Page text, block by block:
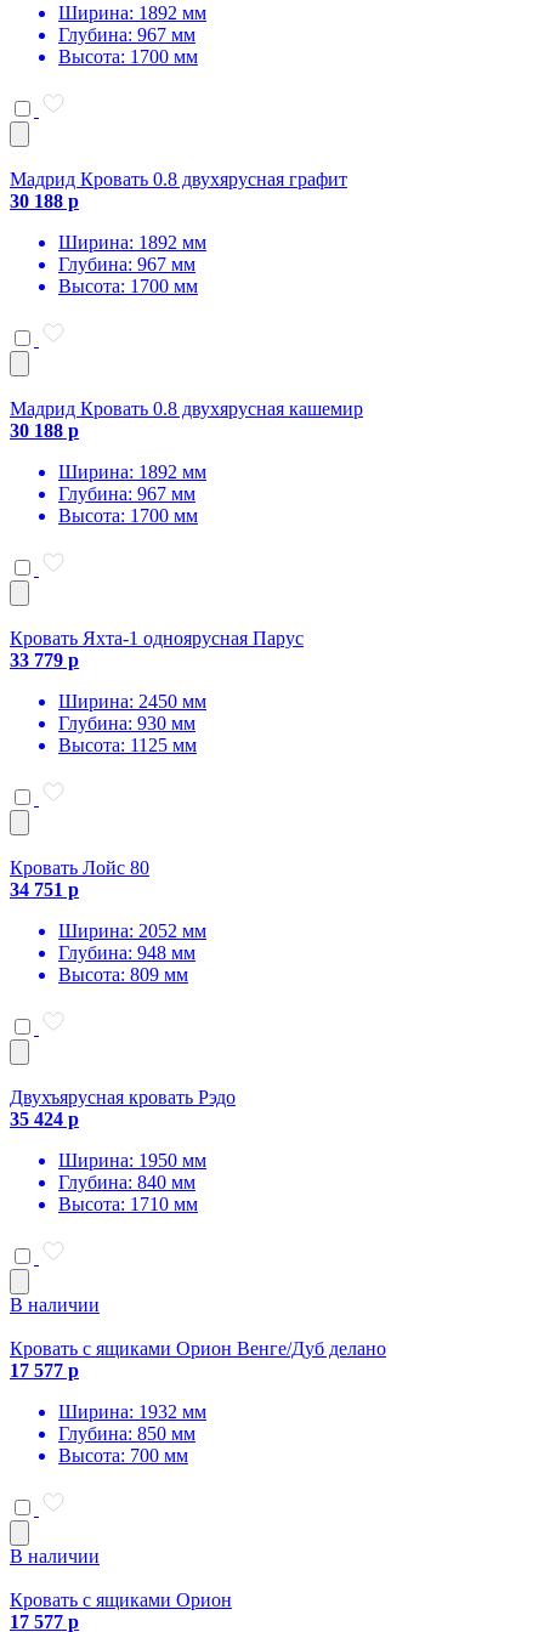
Ширина: 1892 мм
Глубина: 967 мм
Высота: 1700 мм
Мадрид Кровать 0.8 двухярусная графит
30 188 р
Ширина: 1892 мм
Глубина: 967 мм
Высота: 1700 мм
Мадрид Кровать 0.8 двухярусная кашемир
30 188 р
Ширина: 1892 мм
Глубина: 967 мм
Высота: 1700 мм
Кровать Яхта-1 одноярусная Парус
33 779 р
Ширина: 2450 мм
Глубина: 930 мм
Высота: 1125 мм
Кровать Лойс 80
34 751 р
Ширина: 2052 мм
Глубина: 948 мм
Высота: 809 мм
Двухъярусная кровать Рэдо
35 424 р
Ширина: 1950 мм
Глубина: 840 мм
Высота: 1710 мм
В наличии
Кровать с ящиками Орион Венге/Дуб делано
17 577 р
Ширина: 1932 мм
Глубина: 850 мм
Высота: 700 мм
В наличии
Кровать с ящиками Орион
17 577 р